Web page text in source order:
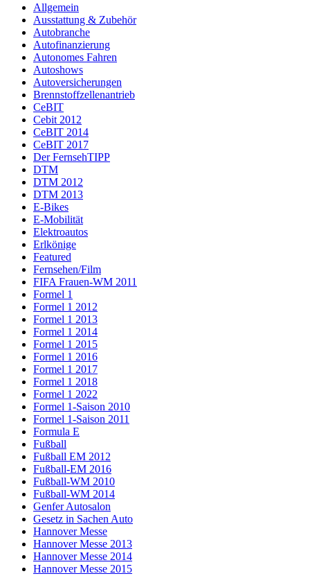
Allgemein
Ausstattung & Zubehör
Autobranche
Autofinanzierung
Autonomes Fahren
Autoshows
Autoversicherungen
Brennstoffzellenantrieb
CeBIT
Cebit 2012
CeBIT 2014
CeBIT 2017
Der FernsehTIPP
DTM
DTM 2012
DTM 2013
E-Bikes
E-Mobilität
Elektroautos
Erlkönige
Featured
Fernsehen/Film
FIFA Frauen-WM 2011
Formel 1
Formel 1 2012
Formel 1 2013
Formel 1 2014
Formel 1 2015
Formel 1 2016
Formel 1 2017
Formel 1 2018
Formel 1 2022
Formel 1-Saison 2010
Formel 1-Saison 2011
Formula E
Fußball
Fußball EM 2012
Fußball-EM 2016
Fußball-WM 2010
Fußball-WM 2014
Genfer Autosalon
Gesetz in Sachen Auto
Hannover Messe
Hannover Messe 2013
Hannover Messe 2014
Hannover Messe 2015